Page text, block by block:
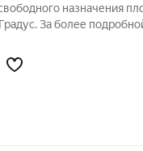
назначения
За более
удобное для вас время.